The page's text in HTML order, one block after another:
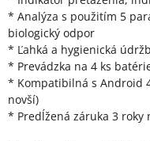
* Analýza s použitím 5
biologický odpor
* Ľahká a hygienická
* Prevádzka na 4 ks
* Kompatibilná s Android
novší)
* Predĺžená záruka 3 roky